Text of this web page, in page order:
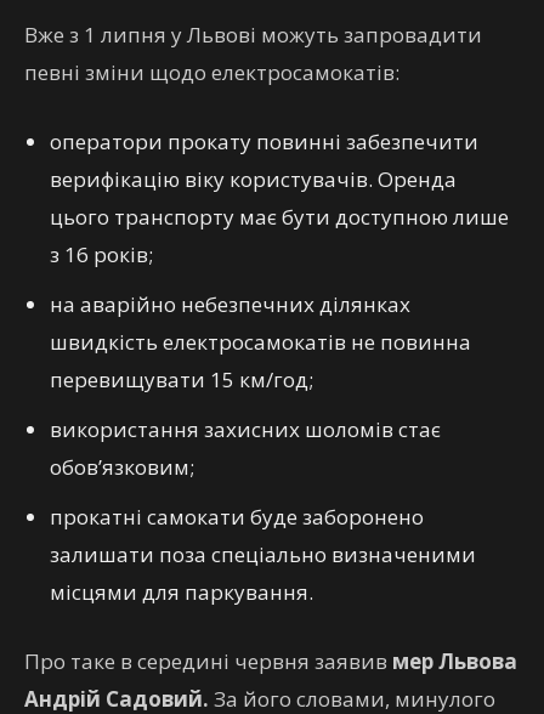
Вже з 1 липня у Львові можуть запровадити
певні зміни щодо електросамокатів:
оператори прокату повинні забезпечити
верифікацію віку користувачів. Оренда
цього транспорту має бути доступною лише
з 16 років;
на аварійно небезпечних ділянках
швидкість електросамокатів не повинна
перевищувати 15 км/год;
використання захисних шоломів стає
обов’язковим;
прокатні самокати буде заборонено
залишати поза спеціально визначеними
місцями для паркування.
Про таке в середині червня заявив мер Львова
Андрій Садовий. За його словами, минулого